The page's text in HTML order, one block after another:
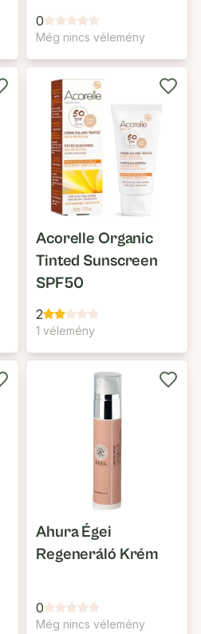
0
Még nincs vélemény
Acorelle Organic
Tinted Sunscreen
SPF50
2
1 vélemény
Ahura Égei
Regeneráló Krém
0
Még nincs vélemény